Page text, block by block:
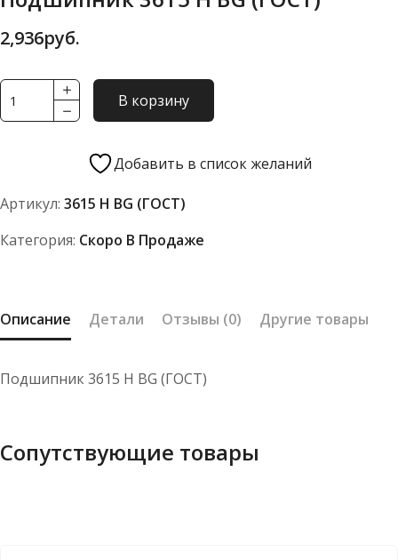
2,936руб.
Количество
товара
BG
В корзину
Добавить в список желаний
Артикул: 3615 Н BG (ГОСТ)
Категория: Скоро В Продаже
Описание Детали Отзывы (0) Другие товары
Подшипник 3615 Н BG (ГОСТ)
Сопутствующие товары